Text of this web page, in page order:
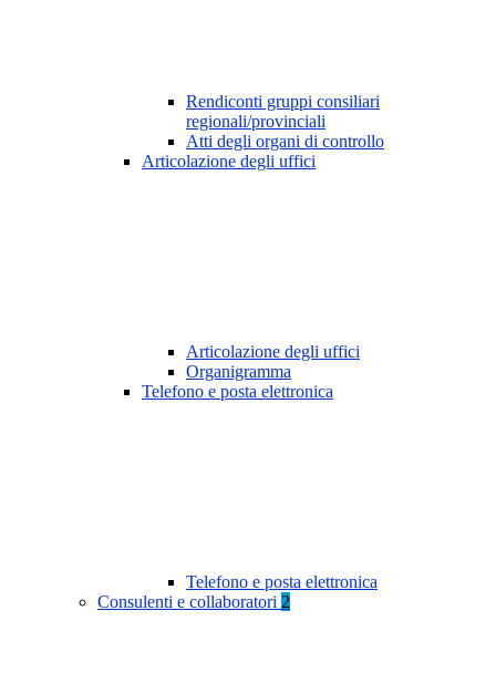
Rendiconti gruppi consiliari
regionali/provinciali
Atti degli organi di controllo
Articolazione degli uffici
Articolazione degli uffici
Organigramma
Telefono e posta elettronica
Telefono e posta elettronica
Consulenti e collaboratori 2